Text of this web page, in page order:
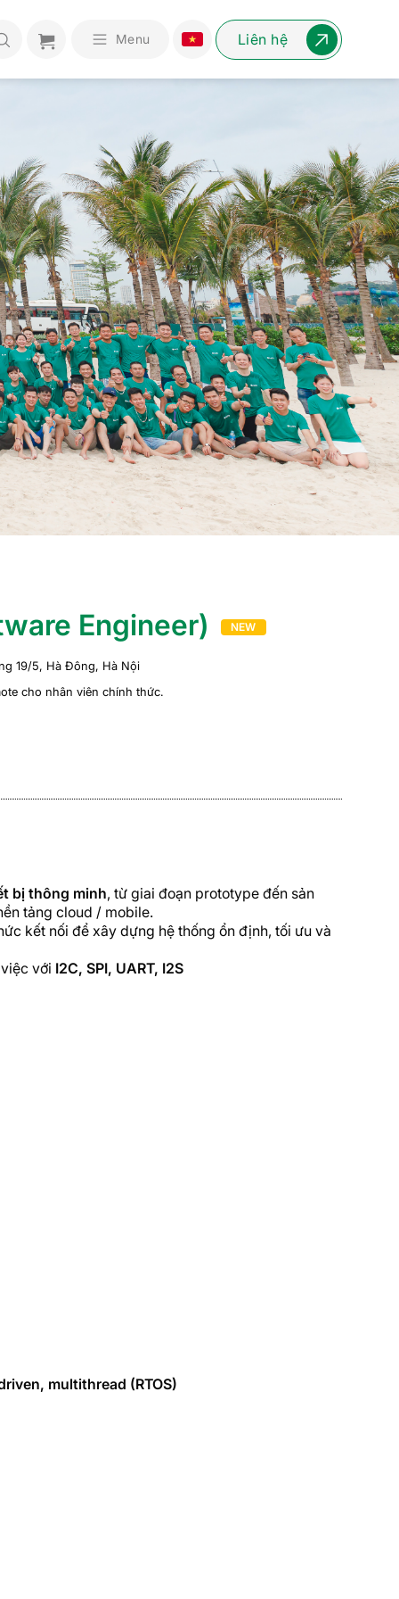
Menu Liên hệ
Engineer) NEW
19/5, Hà Đông, Hà Nội
cho nhân viên chính thức.
bị thông minh, từ giai đoạn prototype đến sản
tảng cloud / mobile.
kết nối để xây dựng hệ thống ổn định, tối ưu và
với I2C, SPI, UART, I2S
multithread (RTOS)